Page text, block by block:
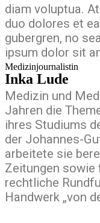
diam voluptua.
duo dolores et
gubergren, no
ipsum dolor sit
Medizinjournalistin
Inka Lude
Medizin und
Jahren die
ihres Studiums
der Johannes-
arbeitete sie
Zeitungen
rechtliche
Handwerk „von